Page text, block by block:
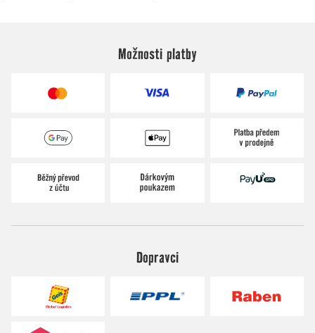
Možnosti platby
Dopravci